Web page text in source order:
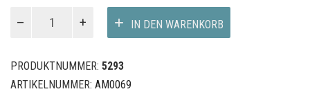
IN DEN WARENKORB
PRODUKTNUMMER: 5293
ARTIKELNUMMER: AM0069